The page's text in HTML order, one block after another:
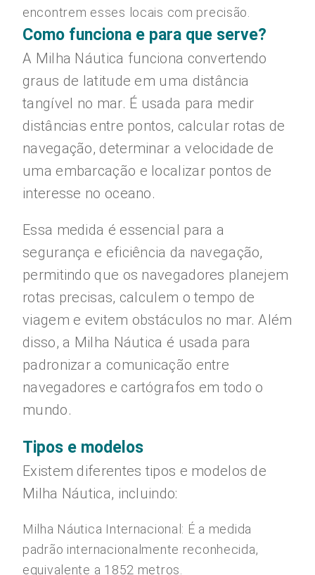
encontrem esses locais com precisão.
Como funciona e para que serve?
A Milha Náutica funciona convertendo
graus de latitude em uma distância
tangível no mar. É usada para medir
distâncias entre pontos, calcular rotas de
navegação, determinar a velocidade de
uma embarcação e localizar pontos de
interesse no oceano.
Essa medida é essencial para a
segurança e eficiência da navegação,
permitindo que os navegadores planejem
rotas precisas, calculem o tempo de
viagem e evitem obstáculos no mar. Além
disso, a Milha Náutica é usada para
padronizar a comunicação entre
navegadores e cartógrafos em todo o
mundo.
Tipos e modelos
Existem diferentes tipos e modelos de
Milha Náutica, incluindo:
Milha Náutica Internacional: É a medida
padrão internacionalmente reconhecida,
equivalente a 1852 metros.